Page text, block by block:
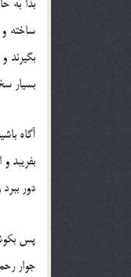
ساخته
بگیرند
بسیار
آگاه
بفریبد
دور
پس
جوار